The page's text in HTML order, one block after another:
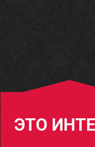
ЭТО